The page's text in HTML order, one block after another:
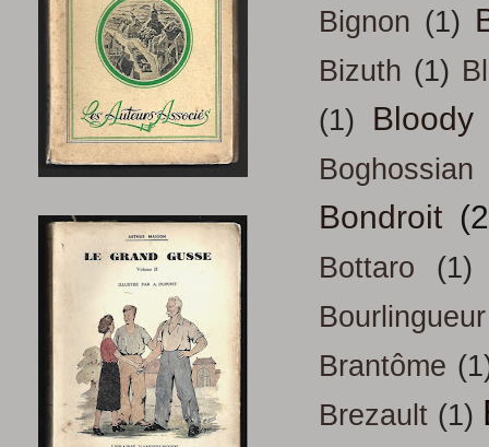
Bignon (1)
Bizuth (1)
(1)
Bloody
Boghossian
Bondroit
Bottaro
(1)
Bourlingueur
Brantôme
Brezault (1)